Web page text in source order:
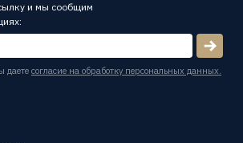
и мы сообщим
даете согласие на обработку персональных данных.